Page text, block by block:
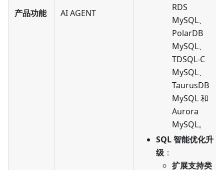
产品功能 AI AGENT
RDS
MySQL、
PolarDB
MySQL、
TDSQL-C
MySQL、
TaurusDB
MySQL 和
Aurora
MySQL。
SQL 智能优化升
级 ：
扩展支持类